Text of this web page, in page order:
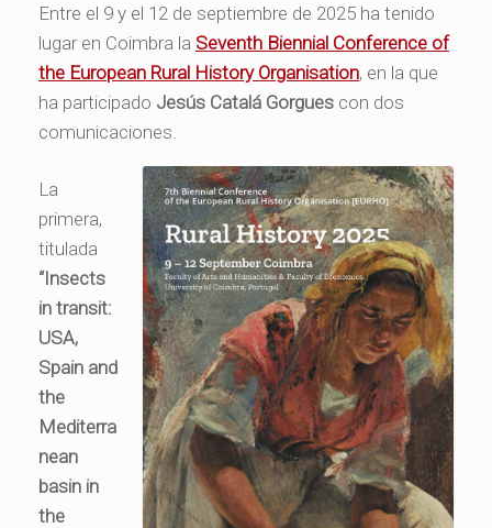
Entre el 9 y el 12 de septiembre de 2025 ha tenido
lugar en Coimbra la Seventh Biennial Conference of
the European Rural History Organisation, en la que
ha participado Jesús Catalá Gorgues con dos
comunicaciones.
La
primera,
titulada
“Insects
in transit:
USA,
Spain and
the
Mediterra
nean
basin in
the